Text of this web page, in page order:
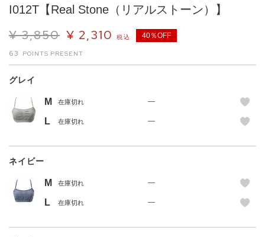
I012T【Real Stone（リアルストーン）】
¥ 3,850 ¥ 2,310 税込 40％OFF
63
グレイ
M 在庫切れ —
L 在庫切れ —
ネイビー
M 在庫切れ —
L 在庫切れ —